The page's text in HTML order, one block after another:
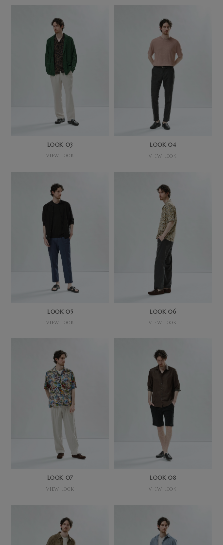
LOOK 03
VIEW LOOK
LOOK 04
VIEW LOOK
LOOK 05
VIEW LOOK
LOOK 06
VIEW LOOK
LOOK 07
VIEW LOOK
LOOK 08
VIEW LOOK